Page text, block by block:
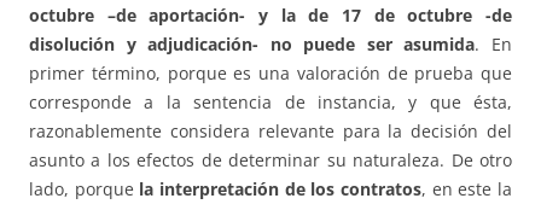
octubre –de aportación- y la de 17 de octubre -de
disolución y adjudicación- no puede ser asumida. En
primer término, porque es una valoración de prueba que
corresponde a la sentencia de instancia, y que ésta,
razonablemente considera relevante para la decisión del
asunto a los efectos de determinar su naturaleza. De otro
lado, porque la interpretación de los contratos, en este la